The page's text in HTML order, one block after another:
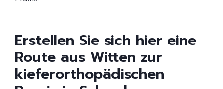
Erstellen Sie sich hier eine
Route aus Witten zur
kieferorthopädischen